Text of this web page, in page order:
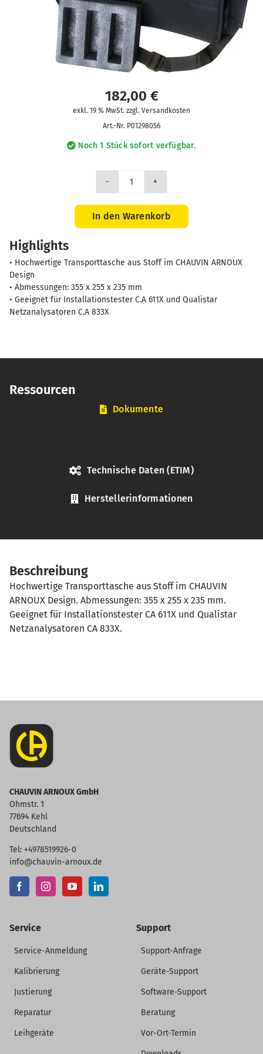
182,00 €
exkl. 19 % MwSt. zzgl. Versandkosten
Art.-Nr. P01298056
Noch 1 Stück sofort verfügbar.
Transporttasche
In den Warenkorb
Highlights
• Hochwertige Transporttasche aus Stoff im CHAUVIN ARNOUX
Design
• Abmessungen: 355 x 255 x 235 mm
• Geeignet für Installationstester C.A 611X und Qualistar
Netzanalysatoren C.A 833X
Ressourcen
Dokumente
Technische Daten (ETIM)
Herstellerinformationen
Beschreibung
Hochwertige Transporttasche aus Stoff im CHAUVIN
ARNOUX Design. Abmessungen: 355 x 255 x 235 mm.
Geeignet für Installationstester CA 611X und Qualistar
Netzanalysatoren CA 833X.
CHAUVIN ARNOUX GmbH
Ohmstr. 1
77694 Kehl
Deutschland
Tel: +4978519926-0
info@chauvin-arnoux.de
Service
Service-Anmeldung
Kalibrierung
Justierung
Reparatur
Leihgeräte
Support
Support-Anfrage
Geräte-Support
Software-Support
Beratung
Vor-Ort-Termin